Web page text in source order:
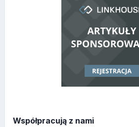
Współpracują z nami